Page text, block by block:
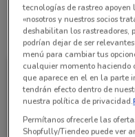
Todas las ofertas de
tecnologías de rastreo apoyen
«nosotros y nuestros socios
deshabilitan los rastreadores,
podrían dejar de ser
menú para cambiar tus
cualquier momento haciendo
que aparece en el en la parte
tendrán efecto dentro de
nuestra política de privacidad.
Permítanos ofrecerle las
Shopfully/Tiendeo puede ver